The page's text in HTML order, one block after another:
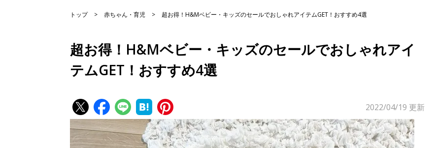
トップ 赤ちゃん・育児 超お得！H&Mベビー・キッズのセールでおしゃれアイテムGET！おすすめ4選
超お得！H&Mベビー・キッズのセールでおしゃれアイ
テムGET！おすすめ4選
2022/04/19 更新